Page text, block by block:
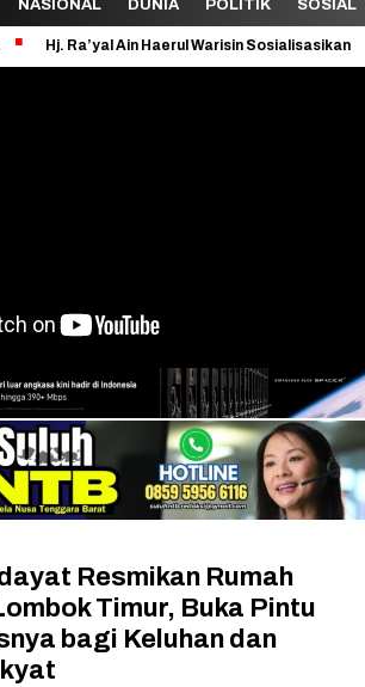
NASIONAL DUNIA POLITIK SOSIAL
Ain Haerul Warisin Sosialisasikan Bantuan
Resmikan Rumah
Timur, Buka Pintu
bagi Keluhan dan